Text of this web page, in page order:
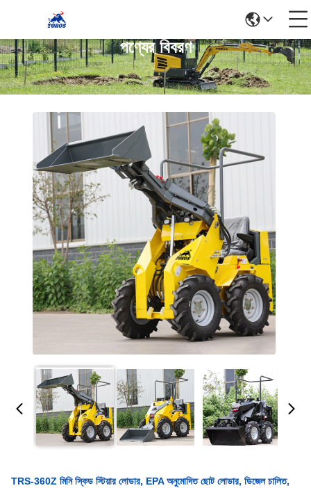
পণ্যের বিবরণ
TRS-360Z মিনি স্কিড স্টিয়ার লোডার, EPA অনুমোদিত ছোট লোডার, ডিজেল চালিত,